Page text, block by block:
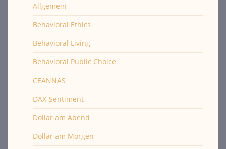
Allgemein
Behavioral Ethics
Behavioral Living
Behavioral Public Choice
CEANNAS
DAX-Sentiment
Dollar am Abend
Dollar am Morgen